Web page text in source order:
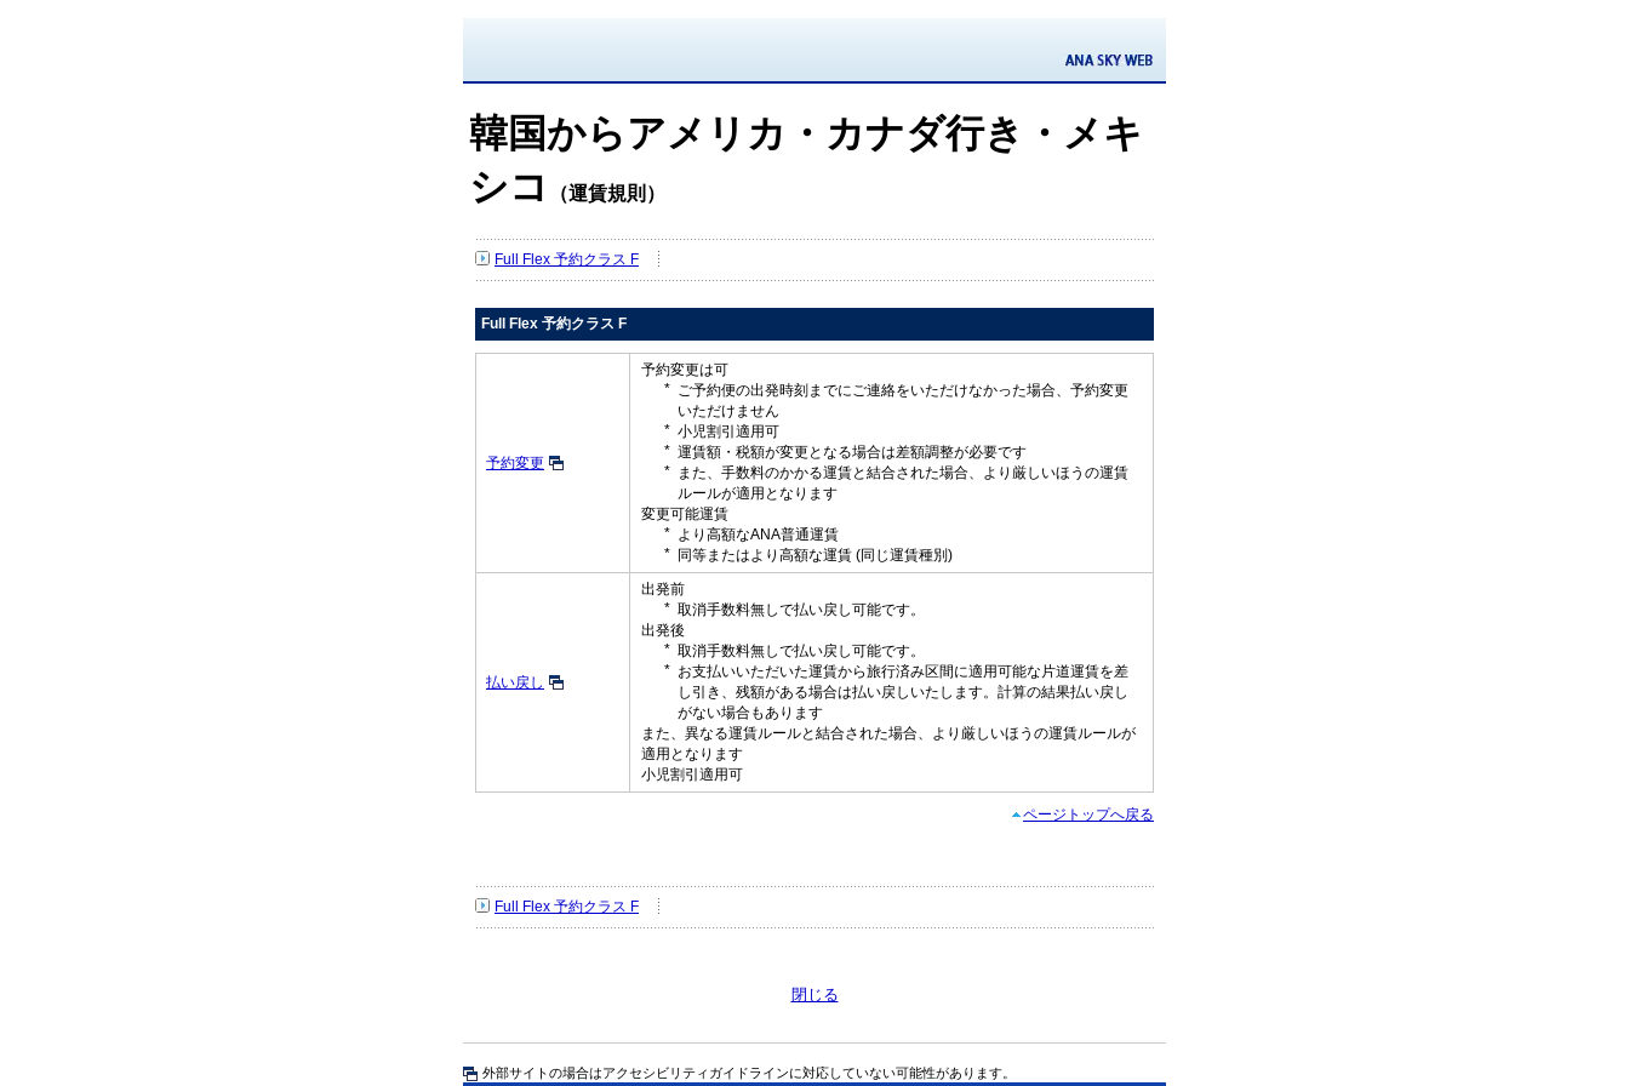
韓国からアメリカ・カナダ行き・メキ
シコ
（運賃規則）
Full Flex 予約クラス F
Full Flex 予約クラス F
予約変更
予約変更は可
ご予約便の出発時刻までにご連絡をいただけなかった場合、予約変更
いただけません
小児割引適用可
運賃額・税額が変更となる場合は差額調整が必要です
また、手数料のかかる運賃と結合された場合、より厳しいほうの運賃
ルールが適用となります
変更可能運賃
より高額なANA普通運賃
同等またはより高額な運賃 (同じ運賃種別)
払い戻し
出発前
取消手数料無しで払い戻し可能です。
出発後
取消手数料無しで払い戻し可能です。
お支払いいただいた運賃から旅行済み区間に適用可能な片道運賃を差
し引き、残額がある場合は払い戻しいたします。計算の結果払い戻し
がない場合もあります
また、異なる運賃ルールと結合された場合、より厳しいほうの運賃ルールが
適用となります
小児割引適用可
ページトップへ戻る
Full Flex 予約クラス F
閉じる
外部サイトの場合はアクセシビリティガイドラインに対応していない可能性があります。